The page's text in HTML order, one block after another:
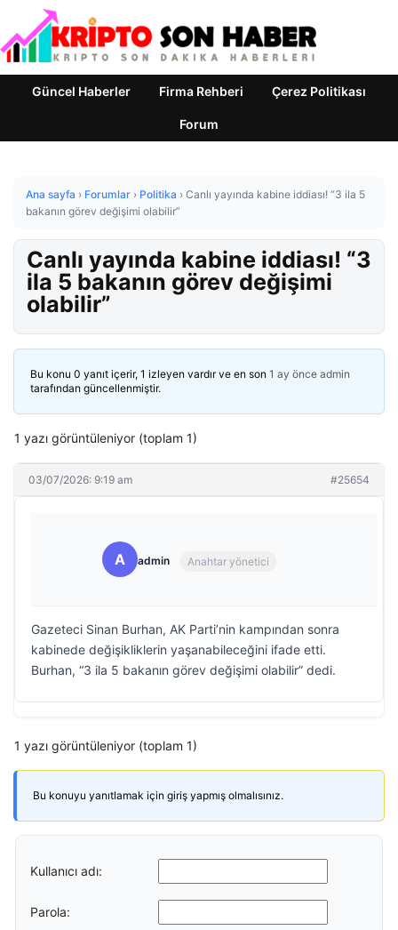
Güncel Haberler Firma Rehberi Çerez Politikası
Forum
Ana sayfa › Forumlar › Politika › Canlı yayında kabine iddiası! “3 ila 5
bakanın görev değişimi olabilir”
Canlı yayında kabine iddiası! “3
ila 5 bakanın görev değişimi
olabilir”
Bu konu 0 yanıt içerir, 1 izleyen vardır ve en son 1 ay önce admin
tarafından güncellenmiştir.
1 yazı görüntüleniyor (toplam 1)
03/07/2026: 9:19 am #25654
A admin Anahtar yönetici
Gazeteci Sinan Burhan, AK Parti’nin kampından sonra
kabinede değişikliklerin yaşanabileceğini ifade etti.
Burhan, “3 ila 5 bakanın görev değişimi olabilir” dedi.
1 yazı görüntüleniyor (toplam 1)
Bu konuyu yanıtlamak için giriş yapmış olmalısınız.
Kullanıcı adı:
Parola: